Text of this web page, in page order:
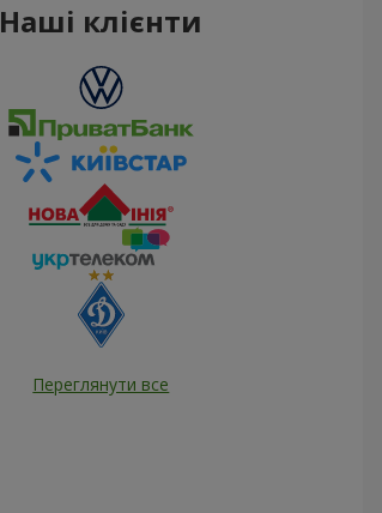
Наші клієнти
Переглянути все